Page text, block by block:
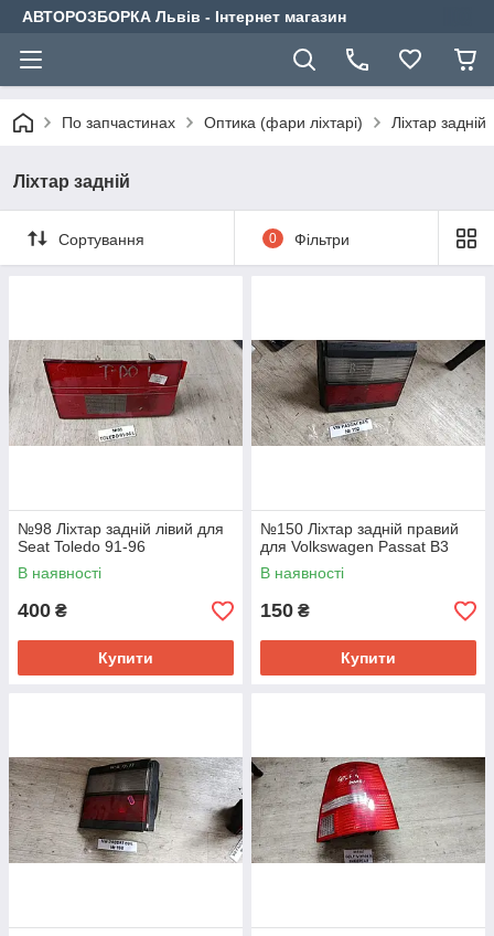
АВТОРОЗБОРКА Львів - Інтернет магазин
По запчастинах Оптика (фари ліхтарі) Ліхтар задній
Ліхтар задній
Сортування 0 Фільтри
№98 Ліхтар задній лівий для
Seat Toledo 91-96
В наявності
400 ₴
Купити
№150 Ліхтар задній правий
для Volkswagen Passat B3
В наявності
150 ₴
Купити